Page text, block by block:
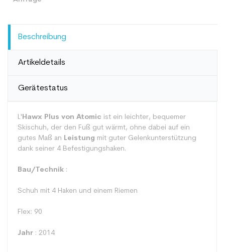
Beschreibung
Artikeldetails
Gerätestatus
L'Hawx Plus von Atomic ist ein leichter, bequemer
Skischuh, der den Fuß gut wärmt, ohne dabei auf ein
gutes Maß an Leistung mit guter Gelenkunterstützung
dank seiner 4 Befestigungshaken.
Bau/Technik :
Schuh mit 4 Haken und einem Riemen
Flex: 90
Jahr : 2014